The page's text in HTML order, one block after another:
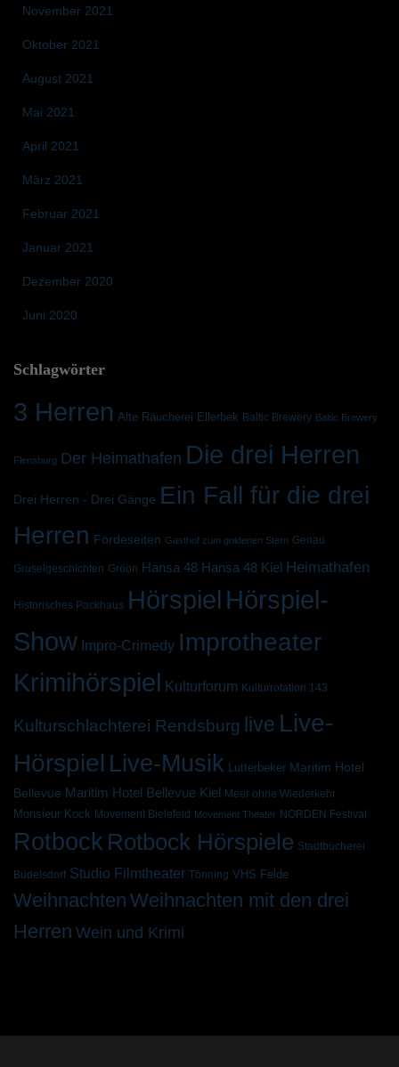
November 2021
Oktober 2021
August 2021
Mai 2021
April 2021
März 2021
Februar 2021
Januar 2021
Dezember 2020
Juni 2020
Schlagwörter
3 Herren Alte Räucherei Ellerbek Baltic Brewery Baltic Brewery
Flensburg Der Heimathafen Die drei Herren
Drei Herren - Drei Gänge Ein Fall für die drei
Herren Fördeseiten Gasthof zum goldenen Stern Genau
Gruselgeschichten Gröön Hansa 48 Hansa 48 Kiel Heimathafen
Historisches Packhaus Hörspiel Hörspiel-
Show Impro-Crimedy Improtheater
Krimihörspiel Kulturforum Kulturrotation 143
Kulturschlachterei Rendsburg live Live-
Hörspiel Live-Musik Lutterbeker Maritim Hotel
Bellevue Maritim Hotel Bellevue Kiel Meer ohne Wiederkehr
Monsieur Kock Movement Bielefeld Movement Theater NORDEN Festival
Rotbock Rotbock Hörspiele Stadtbücherei
Büdelsdorf Studio Filmtheater Tönning VHS Felde
Weihnachten Weihnachten mit den drei
Herren Wein und Krimi